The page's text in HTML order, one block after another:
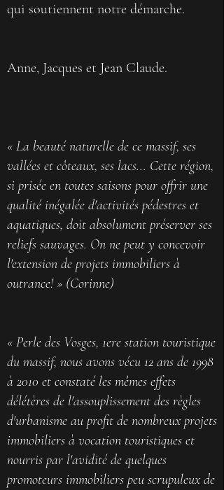
qui soutiennent notre démarche.
Anne, Jacques et Jean Claude.
« La beauté naturelle de ce massif, ses
vallées et côteaux, ses lacs... Cette région,
si prisée en toutes saisons pour offrir une
qualité inégalée d'activités pédestres et
aquatiques, doit absolument préserver ses
reliefs sauvages. On ne peut y concevoir
l'extension de projets immobiliers à
outrance! » (Corinne)
« Perle des Vosges, 1ere station touristique
du massif, nous avons vécu 12 ans de 1998
à 2010 et constaté les mêmes effets
délétères de l'assouplissement des règles
d'urbanisme au profit de nombreux projets
immobiliers à vocation touristiques et
nourris par l'avidité de quelques
promoteurs immobiliers peu scrupuleux de